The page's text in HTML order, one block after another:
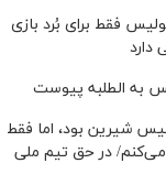
فقط برای بُرد بازی
دارد
به الطلبه پیوست
شیرین بود، اما فقط
می‌کنم/ در حق تیم ملی